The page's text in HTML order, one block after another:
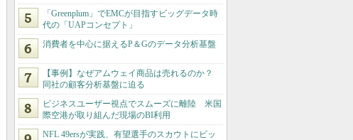
「Greenplum」でEMCが目指すビッグデータ時
代の「UAPコンセプト」
消費者を中心に据えるP＆Gのデータ分析基盤
【事例】なぜアムウェイ商品は売れるのか？
同社の顧客分析基盤に迫る
ビジネスユーザー視点でスムーズに離陸 米国
際空港が取り組んだ現場のBI利用
NFL 49ersが実践、有望選手のスカウトにビッ